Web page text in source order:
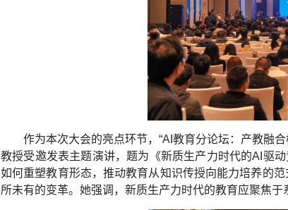
作为本次大会的亮点环节，“AI教育分论坛：产教融
教授受邀发表主题演讲，题为《新质生产力时代的AI驱
如何重塑教育形态，推动教育从知识传授向能力培养的
所未有的变革。她强调，新质生产力时代的教育应聚焦